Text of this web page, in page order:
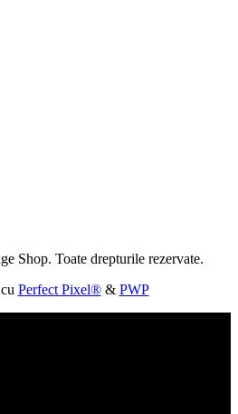
Shop. Toate drepturile rezervate.
Perfect Pixel®& PWP